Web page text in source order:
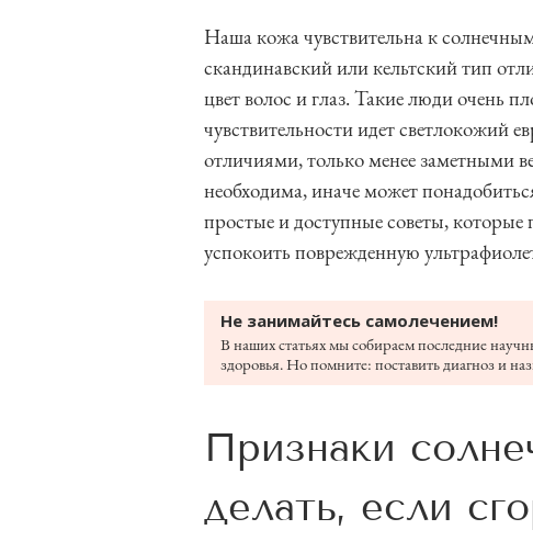
Наша кожа чувствительна к
скандинавский или кельтский тип
цвет волос и глаз. Такие люди очень
чувствительности идет
отличиями, только менее заметными
необходима, иначе может
простые и доступные советы, которые
успокоить поврежденную
Не занимайтесь самолечением!
В наших статьях мы собираем последние
здоровья. Но помните: поставить диагноз и
Признаки
делать, если